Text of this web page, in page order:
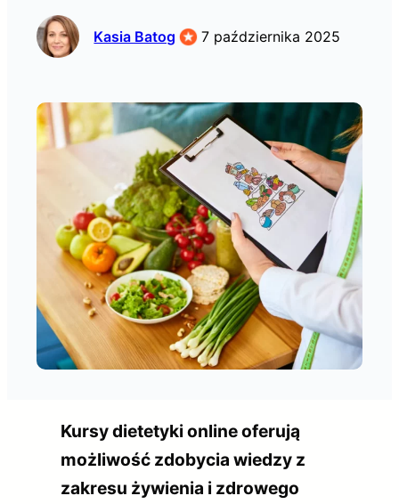
Kasia Batog 7 października 2025
Kursy dietetyki online oferują
możliwość zdobycia wiedzy z
zakresu żywienia i zdrowego